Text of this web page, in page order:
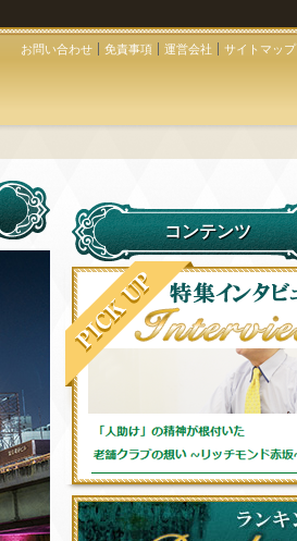
お問い合わせ 免責事項 運営会社 サイトマップ
コンテンツ